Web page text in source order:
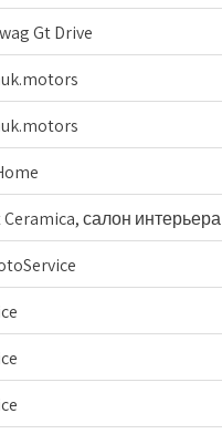
Gt Drive
салон интерьера